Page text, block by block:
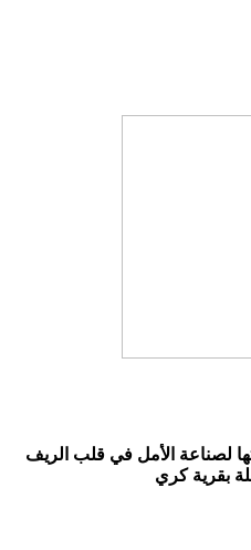
لصناعة الأمل في قلب الريف
بقرية كري